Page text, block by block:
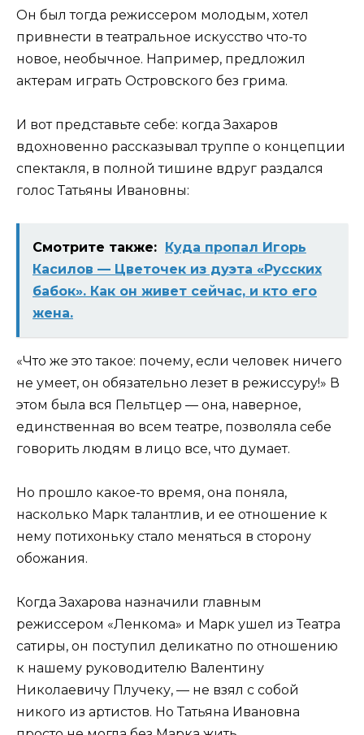
Он был тогда режиссером молодым, хотел
привнести в театральное искусство что-то
новое, необычное. Например, предложил
актерам играть Островского без грима.
И вот представьте себе: когда Захаров
вдохновенно рассказывал труппе о концепции
спектакля, в полной тишине вдруг раздался
голос Татьяны Ивановны:
Смотрите также: Кyдa пропал Игорь
Касилов — Цветочек из дуэта «Русских
бабок». Кaк он живет ceйчac, и ктo его
жена.
«Что же это такое: почему, если человек ничего
не умеет, он обязательно лезет в режиссуру!» В
этом была вся Пельтцер — она, наверное,
единственная во всем театре, позволяла себе
говорить людям в лицо все, что думает.
Но прошло какое-то время, она поняла,
насколько Марк талантлив, и ее отношение к
нему потихоньку стало меняться в сторону
обожания.
Когда Захарова назначили главным
режиссером «Ленкома» и Марк ушел из Театра
сатиры, он поступил деликатно по отношению
к нашему руководителю Валентину
Николаевичу Плучеку, — не взял с собой
никого из артистов. Но Татьяна Ивановна